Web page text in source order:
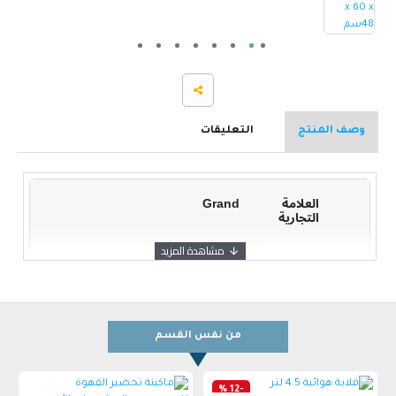
وصف المنتج التعليقات
العلامة
التجارية
Grand
اللون
فضي
Model
WDQ-1195-C
من نفس القسم
-12 %